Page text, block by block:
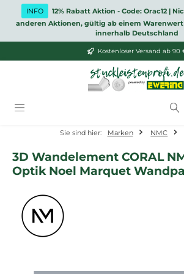
Zum Hauptinhalt springen
INFO
12% Rabatt Aktion - Code: Orac12 |
anderen Aktionen, gültig ab einem
innerhalb Deutschland
Kostenloser Versand ab 90
Sie sind hier: Marken NMC
3D Wandelement CORAL
Optik Noel Marquet